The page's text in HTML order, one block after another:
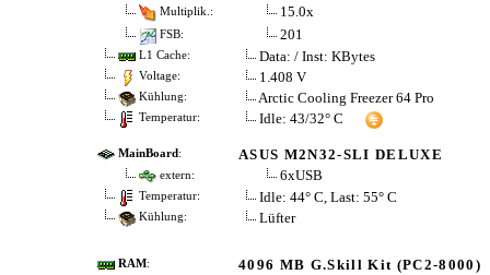
Multiplik.: 15.0x
FSB: 201
L1 Cache: Data: / Inst: KBytes
Voltage: 1.408 V
Kühlung: Arctic Cooling Freezer 64 Pro
Temperatur: Idle: 43/32° C
MainBoard: ASUS M2N32-SLI DELUXE
extern: 6xUSB
Temperatur: Idle: 44° C, Last: 55° C
Kühlung: Lüfter
RAM: 4096 MB G.Skill Kit (PC2-8000)